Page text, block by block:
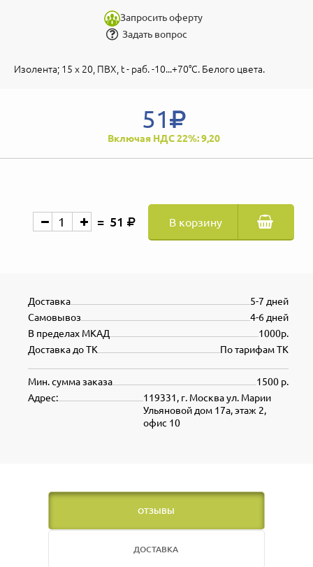
Запросить оферту
Задать вопрос
Изолента; 15 х 20, ПВХ, t - раб. -10...+70°С. Белого цвета.
51
Включая НДС 22%: 9,20
51 В корзину
5-7 дней
Доставка
4-6 дней
Самовывоз
1000р.
В пределах МКАД
По тарифам ТК
Доставка до ТК
1500 р.
Мин. сумма заказа
119331, г. Москва ул. Марии
Ульяновой дом 17а, этаж 2,
офис 10
Адрес:
ОТЗЫВЫ
ДОСТАВКА